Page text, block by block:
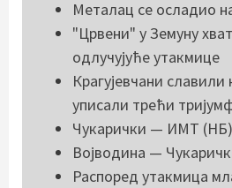
Металац се осладио
"Црвени" у Земуну
одлучујуће утакмице
Крагујевчани
уписали трећи
Чукарички — ИМТ (НБ)
Војводина —
Распоред утакмица